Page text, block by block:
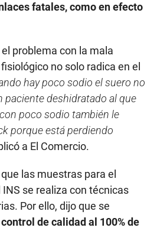
fatales, como en efecto
problema con la mala
no solo radica en el
hay poco sodio el suero no
paciente deshidratado al que
poco sodio también le
porque está perdiendo
a El Comercio.
las muestras para el
se realiza con técnicas
Por ello, dijo que se
control de calidad al 100% de